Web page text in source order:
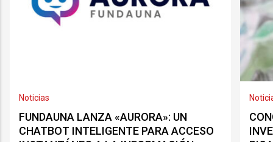
Noticias
FUNDAUNA LANZA «AURORA»: UN
CHATBOT INTELIGENTE PARA ACCESO